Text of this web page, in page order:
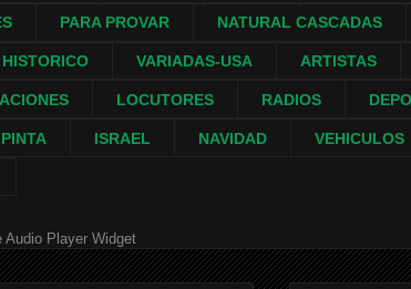
PARA PROVAR NATURAL CASCADAS
VARIADAS-USA ARTISTAS
LOCUTORES RADIOS
ISRAEL NAVIDAD VEHICULOS
Audio Player Widget